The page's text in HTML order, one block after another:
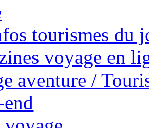
tourismes du
voyage en
aventure /